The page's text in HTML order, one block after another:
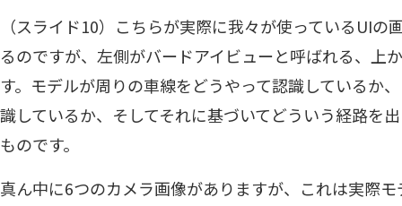
（スライド10）こちらが実際に我々が使っているUIの
るのですが、左側がバードアイビューと呼ばれる、上
す。モデルが周りの車線をどうやって認識しているか
識しているか、そしてそれに基づいてどういう経路を
ものです。
真ん中に6つのカメラ画像がありますが、これは実際